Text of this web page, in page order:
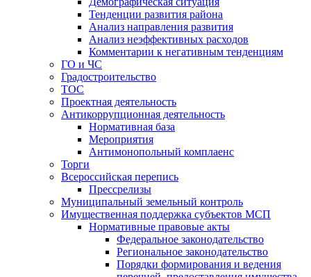
Тенденции развития района
Анализ направления развития
Анализ неэффективных расходов
Комментарии к негативным тенденциям
ГО и ЧС
Градостроительство
ТОС
Проектная деятельность
Антикоррупционная деятельность
Нормативная база
Мероприятия
Антимонопольный комплаенс
Торги
Всероссийская перепись
Прессрелизы
Муниципальный земельный контроль
Имущественная поддержка субъектов МСП
Нормативные правовые акты
Федеральное законодательство
Региональное законодательство
Порядки формирования и ведения